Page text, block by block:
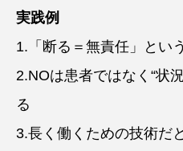
実践例
1.「断る＝無責任」とい
2.NOは患者ではなく“状
る
3.長く働くための技術だ